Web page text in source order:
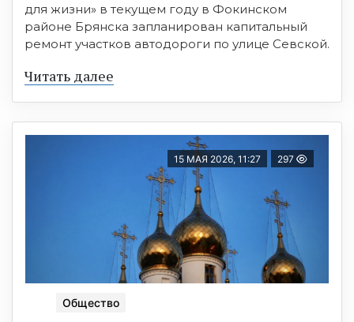
для жизни» в текущем году в Фокинском
районе Брянска запланирован капитальный
ремонт участков автодороги по улице Севской.
Читать далее
15 МАЯ 2026, 11:27 297
Общество